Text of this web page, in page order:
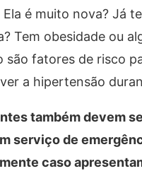
é muito nova? Já
Tem obesidade ou
são fatores de risco
a hipertensão
também devem
serviço de
caso